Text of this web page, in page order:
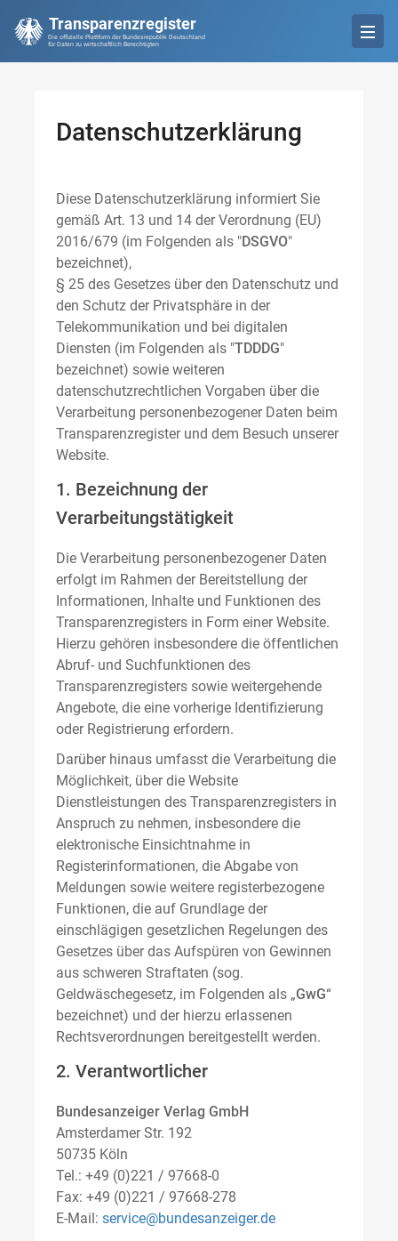
Transparenzregister
Die offizielle Plattform der Bundesrepublik Deutschland
für Daten zu wirtschaftlich Berechtigten
Datenschutzerklärung
Diese Datenschutzerklärung informiert Sie
gemäß Art. 13 und 14 der Verordnung (EU)
2016/679 (im Folgenden als "DSGVO"
bezeichnet),
§ 25 des Gesetzes über den Datenschutz und
den Schutz der Privatsphäre in der
Telekommunikation und bei digitalen
Diensten (im Folgenden als "TDDDG"
bezeichnet) sowie weiteren
datenschutzrechtlichen Vorgaben über die
Verarbeitung personenbezogener Daten beim
Transparenzregister und dem Besuch unserer
Website.
1. Bezeichnung der
Verarbeitungstätigkeit
Die Verarbeitung personenbezogener Daten
erfolgt im Rahmen der Bereitstellung der
Informationen, Inhalte und Funktionen des
Transparenzregisters in Form einer Website.
Hierzu gehören insbesondere die öffentlichen
Abruf- und Suchfunktionen des
Transparenzregisters sowie weitergehende
Angebote, die eine vorherige Identifizierung
oder Registrierung erfordern.
Darüber hinaus umfasst die Verarbeitung die
Möglichkeit, über die Website
Dienstleistungen des Transparenzregisters in
Anspruch zu nehmen, insbesondere die
elektronische Einsichtnahme in
Registerinformationen, die Abgabe von
Meldungen sowie weitere registerbezogene
Funktionen, die auf Grundlage der
einschlägigen gesetzlichen Regelungen des
Gesetzes über das Aufspüren von Gewinnen
aus schweren Straftaten (sog.
Geldwäschegesetz, im Folgenden als „GwG“
bezeichnet) und der hierzu erlassenen
Rechtsverordnungen bereitgestellt werden.
2. Verantwortlicher
Bundesanzeiger Verlag GmbH
Amsterdamer Str. 192
50735 Köln
Tel.: +49 (0)221 / 97668-0
Fax: +49 (0)221 / 97668-278
E-Mail: service@bundesanzeiger.de